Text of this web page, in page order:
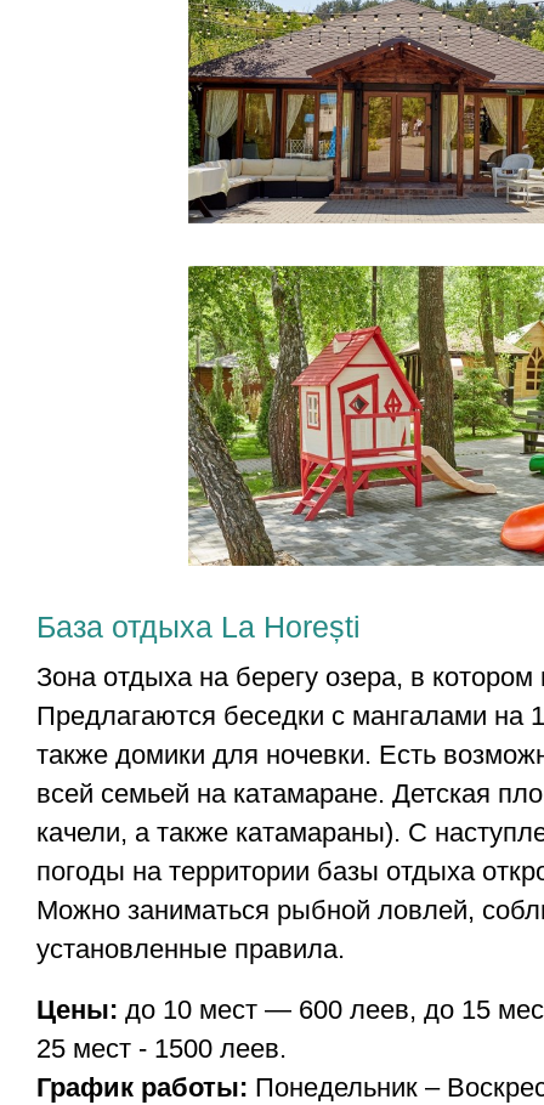
База отдыха La Horești
Зона отдыха на берегу озера, в
Предлагаются беседки с мангалами на
также домики для ночевки. Есть
всей семьей на катамаране. Детская
качели, а также катамараны). С
погоды на территории базы отдыха
Можно заниматься рыбной ловлей,
установленные правила.
Цены: до 10 мест — 600 леев, до 15
25 мест - 1500 леев.
График работы: Понедельник –